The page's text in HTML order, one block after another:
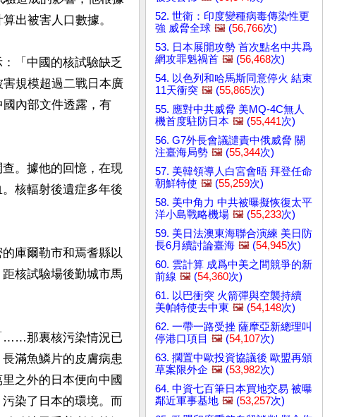
出被害人口數據。
「中國的核試驗缺乏
規模超過二戰日本廣
內部文件透露，有
。據他的回憶，在現
核輻射後遺症多年後
庫爾勒市和焉耆縣以
核試驗場後勤城市馬
……那裏核污染情況已
滿魚鱗片的皮膚病患
之外的日本便向中國
染了日本的環境。而
52. 世衛：印度變種病毒傳染性更
強 威脅全球 🖼️ (56,766次)
53. 日本展開攻勢 首次點名中共爲
網攻罪魁禍首 🖼️ (56,468次)
54. 以色列和哈馬斯同意停火 結束
11天衝突 🖼️ (55,865次)
55. 應對中共威脅 美MQ-4C無人
機首度駐防日本 🖼️ (55,441次)
56. G7外長會議譴責中俄威脅 關
注臺海局勢 🖼️ (55,344次)
57. 美韓領導人白宮會晤 拜登任命
朝鮮特使 🖼️ (55,259次)
58. 美中角力 中共被曝擬恢復太平
洋小島戰略機場 🖼️ (55,233次)
59. 美日法澳東海聯合演練 美日防
長6月續討論臺海 🖼️ (54,945次)
60. 雲計算 成爲中美之間競爭的新
前線 🖼️ (54,360次)
61. 以巴衝突 火箭彈與空襲持續
美帕特使去中東 🖼️ (54,148次)
62. 一帶一路受挫 薩摩亞新總理叫
停港口項目 🖼️ (54,107次)
63. 擱置中歐投資協議後 歐盟再頒
草案限外企 🖼️ (53,982次)
64. 中資七百筆日本買地交易 被曝
鄰近軍事基地 🖼️ (53,257次)